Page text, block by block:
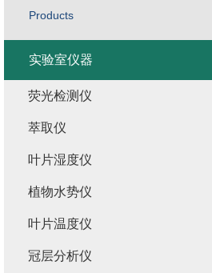
Products
实验室仪器
荧光检测仪
萃取仪
叶片湿度仪
植物水势仪
叶片温度仪
冠层分析仪